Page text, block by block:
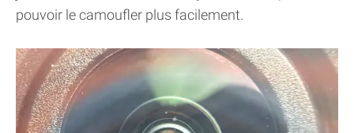
pouvoir le camoufler plus facilement.